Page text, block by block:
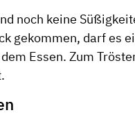
noch keine
gekommen, darf es
Essen. Zum